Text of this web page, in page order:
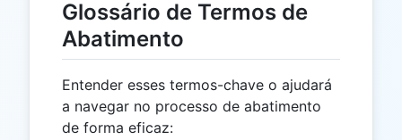
Glossário de Termos de
Abatimento
Entender esses termos-chave o ajudará
a navegar no processo de abatimento
de forma eficaz: